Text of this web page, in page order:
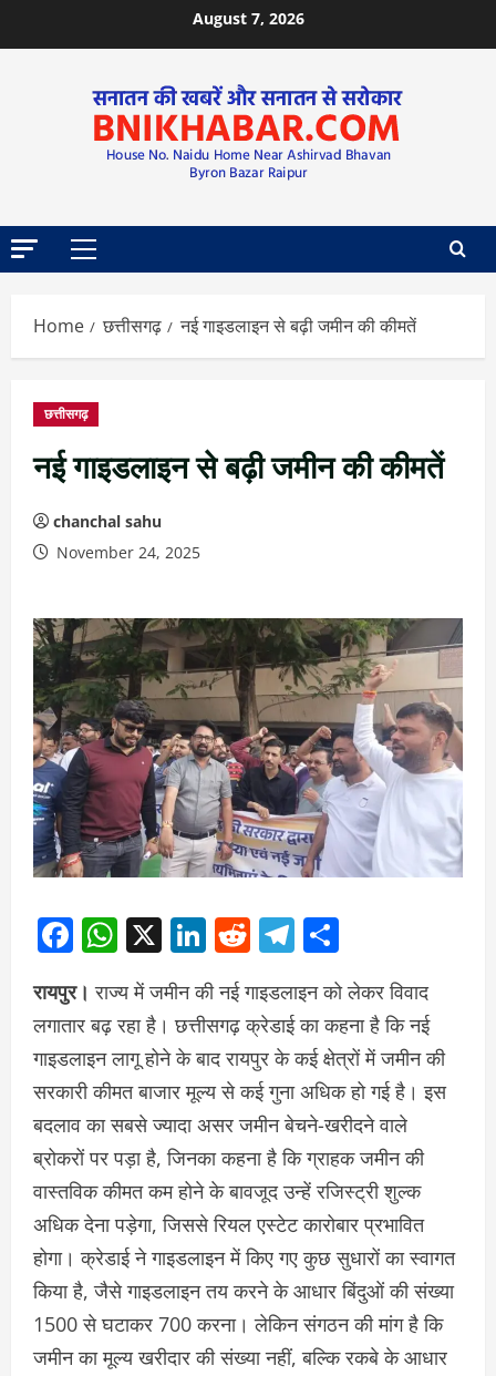
August 7, 2026
Home छत्तीसगढ़ नई गाइडलाइन से बढ़ी जमीन की कीमतें
छत्तीसगढ़
नई गाइडलाइन से बढ़ी जमीन की कीमतें
chanchal sahu
November 24, 2025
Facebook
WhatsApp
X LinkedIn
RedditTelegram
रायपुर।राज्य में जमीन की नई गाइडलाइन को लेकर विवाद
लगातार बढ़ रहा है। छत्तीसगढ़ क्रेडाई का कहना है कि नई
गाइडलाइन लागू होने के बाद रायपुर के कई क्षेत्रों में जमीन की
सरकारी कीमत बाजार मूल्य से कई गुना अधिक हो गई है। इस
बदलाव का सबसे ज्यादा असर जमीन बेचने-खरीदने वाले
ब्रोकरों पर पड़ा है, जिनका कहना है कि ग्राहक जमीन की
वास्तविक कीमत कम होने के बावजूद उन्हें रजिस्ट्री शुल्क
अधिक देना पड़ेगा, जिससे रियल एस्टेट कारोबार प्रभावित
होगा। क्रेडाई ने गाइडलाइन में किए गए कुछ सुधारों का स्वागत
किया है, जैसे गाइडलाइन तय करने के आधार बिंदुओं की संख्या
1500 से घटाकर 700 करना। लेकिन संगठन की मांग है कि
जमीन का मूल्य खरीदार की संख्या नहीं, बल्कि रकबे के आधार